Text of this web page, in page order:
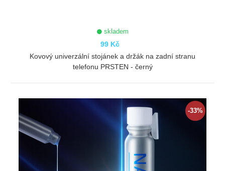
skladem
99 Kč
ZOBRAZIT
Kovový univerzální stojánek a držák na zadní stranu
telefonu PRSTEN - černý
-33%